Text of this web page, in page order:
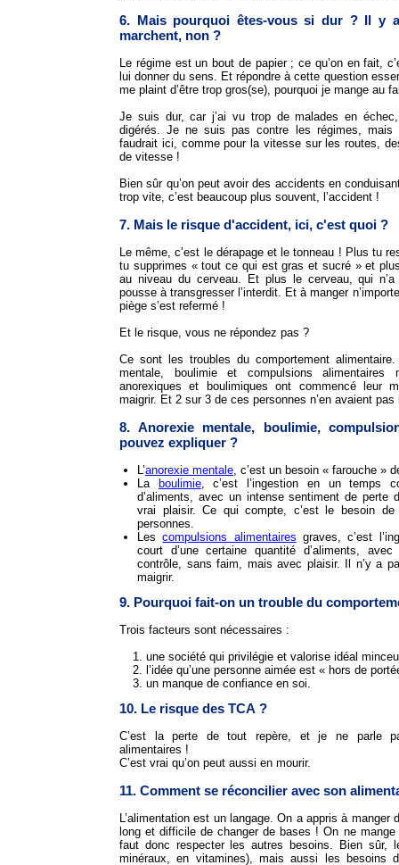
6. Mais pourquoi êtes-vous si dur ? Il y
marchent, non ?
Le régime est un bout de papier ; ce qu’on en fait,
lui donner du sens. Et répondre à cette question
me plaint d’être trop gros(se), pourquoi je mange au
Je suis dur, car j’ai vu trop de malades en
digérés. Je ne suis pas contre les régimes, mais
faudrait ici, comme pour la vitesse sur les routes,
de vitesse !
Bien sûr qu’on peut avoir des accidents en
trop vite, c’est beaucoup plus souvent, l’accident !
7. Mais le risque d'accident, ici, c'est quoi ?
Le même, c’est le dérapage et le tonneau ! Plus tu
tu supprimes « tout ce qui est gras et sucré » et
au niveau du cerveau. Et plus le cerveau, qui
pousse à transgresser l’interdit. Et à manger
piège s’est refermé !
Et le risque, vous ne répondez pas ?
Ce sont les troubles du comportement
mentale, boulimie et compulsions alimentaires
anorexiques et boulimiques ont commencé leur
maigrir. Et 2 sur 3 de ces personnes n’en avaient
8. Anorexie mentale, boulimie,
pouvez expliquer ?
L’anorexie mentale, c’est un besoin « farouche »
La
boulimie, c’est l’ingestion en un temps
d’aliments, avec un intense sentiment de perte
vrai plaisir. Ce qui compte, c’est le besoin
personnes.
Lescompulsions alimentaires graves, c’est
court d’une certaine quantité d’aliments,
contrôle, sans faim, mais avec plaisir. Il n’y a
maigrir.
9. Pourquoi fait-on un trouble du
Trois facteurs sont nécessaires :
une société qui privilégie et valorise idéal
l’idée qu’une personne aimée est « hors de
un manque de confiance en soi.
10. Le risque des TCA ?
C’est la perte de tout repère, et je ne parle
alimentaires !
C’est vrai qu’on peut aussi en mourir.
11. Comment se réconcilier avec son
L’alimentation est un langage. On a appris à
long et difficile de changer de bases ! On ne
faut donc respecter les autres besoins. Bien sûr,
minéraux, en vitamines), mais aussi les besoins